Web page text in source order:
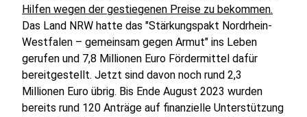
Hilfen wegen der gestiegenen Preise zu bekommen.
Das Land NRW hatte das "Stärkungspakt Nordrhein-
Westfalen – gemeinsam gegen Armut" ins Leben
gerufen und 7,8 Millionen Euro Fördermittel dafür
bereitgestellt. Jetzt sind davon noch rund 2,3
Millionen Euro übrig. Bis Ende August 2023 wurden
bereits rund 120 Anträge auf finanzielle Unterstützung